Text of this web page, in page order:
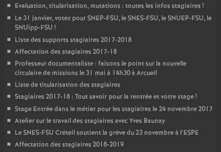
Evaluation, titularisation, mutations : toutes les infos stagiaires !
Le 31 janvier, votez pourSNEP-FSU, leSNES-FSU, leSNUEP-FSU, le
SNUipp-FSU !
Liste des supports stagiaires 2017-2018
Affectation des stagiaires 2017-18
Professeur documentaliste : faisons le point sur la nouvelle
circulaire de missions le 31 mai à 14h30 à Arcueil
Liste de titularisation des stagiaires
Stagiaires 2017-18 : Tout savoir pour la rentrée et votre stage!
Stage Entrée dans le métier pour les stagiaires le 24 novembre 2017
Atelier sur le travail des stagiaires avec Yves Baunay
LeSNES-FSU Créteil soutient la grève du 23 novembre à l’ESPE
Affectation des stagiaires 2018-2019